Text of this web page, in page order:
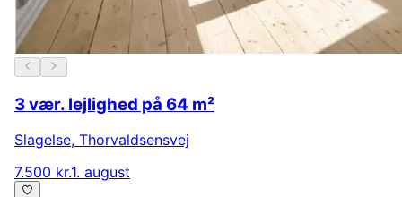
3 vær. lejlighed på 64 m²
Slagelse, Thorvaldsensvej
7.500 kr.1. august